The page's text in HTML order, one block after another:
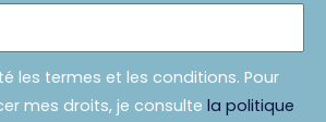
les termes et les conditions. Pour
mes droits, je consulte la politique